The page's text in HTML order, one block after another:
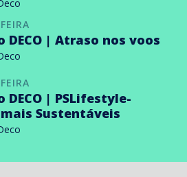
DECO | Atraso nos voos
DECO | PSLifestyle-
Sustentáveis